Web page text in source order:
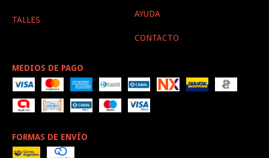
TALLES
AYUDA
CONTACTO
MEDIOS DE PAGO
FORMAS DE ENVÍO